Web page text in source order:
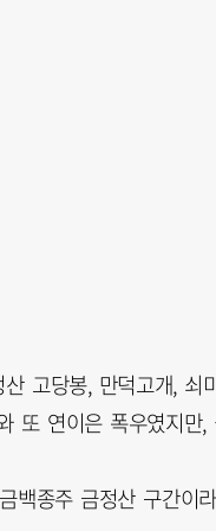
고당봉, 만덕고개,
또 연이은 폭우였지만
백종주 금정산 구간이